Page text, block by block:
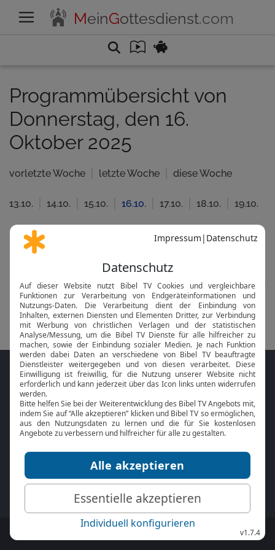
MeinGottesdienst.com
Programmübersicht von
Donnerstag, den 16.
Oktober 2025
vorletzte Woche letzte Woche diese Woche
13.10. 14.10. 15.10. 16.10. 17.10. 18.10. 19.10.
Folge MeinGottesdienst.com auf den
Sozialen Medien
Online Bibeloder derBibel-App
BibelTV können Sie die Bibeltexte während
des Gottesdienstes jederzeit mitlesen.